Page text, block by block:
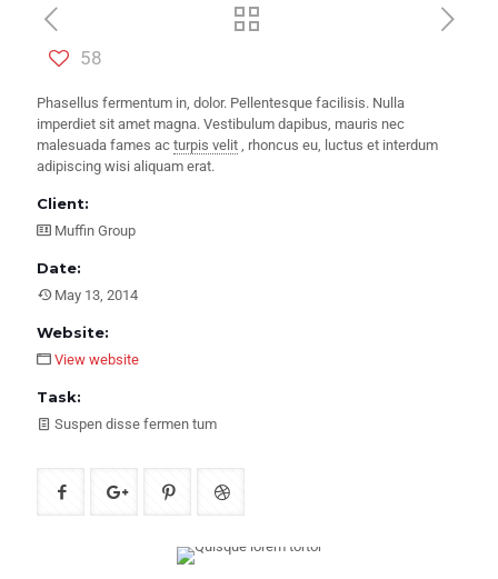
58
Phasellus fermentum in, dolor. Pellentesque facilisis. Nulla
imperdiet sit amet magna. Vestibulum dapibus, mauris nec
malesuada fames ac turpis velit , rhoncus eu, luctus et interdum
adipiscing wisi aliquam erat.
Client:
Muffin Group
Date:
May 13, 2014
Website:
View website
Task:
Suspen disse fermen tum